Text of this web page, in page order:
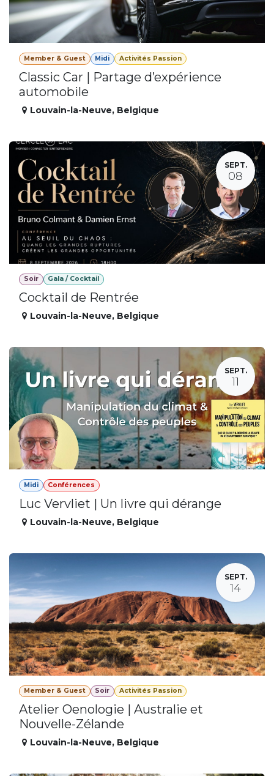
Member & Guest Midi Activités Passion
Classic Car | Partage d’expérience
automobile
Louvain-la-Neuve, Belgique
SEPT.
08
Soir Gala / Cocktail
Cocktail de Rentrée
Louvain-la-Neuve, Belgique
SEPT.
11
Midi Conférences
Luc Vervliet | Un livre qui dérange
Louvain-la-Neuve, Belgique
SEPT.
14
Member & Guest Soir Activités Passion
Atelier Oenologie | Australie et
Nouvelle-Zélande
Louvain-la-Neuve, Belgique